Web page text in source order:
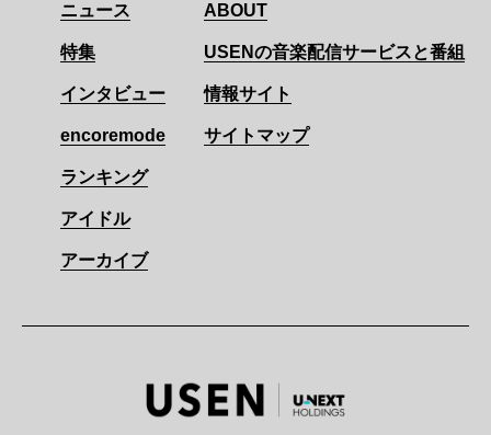
ニュース
特集
インタビュー
encoremode
ランキング
アイドル
アーカイブ
ABOUT
USENの音楽配信サービスと番組
情報サイト
サイトマップ